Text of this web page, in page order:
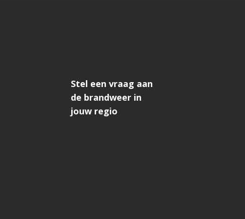
Stel een vraag aan
de brandweer in
jouw regio